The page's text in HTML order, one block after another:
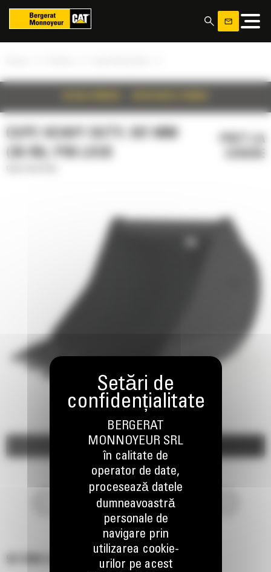
CUPE HEAVY DUTY, 921 MM
(36 IN), PIN LOCK
921 MM (36 IN), PIN LOCK
Panoul de gestionare a panourilor cookie
BERGERAT
MONNOYEUR SRL
în calitate de
operator de date,
procesează datele
dumneavoastră
personale de
navigare prin
utilizarea cookie-
urilor pe acest